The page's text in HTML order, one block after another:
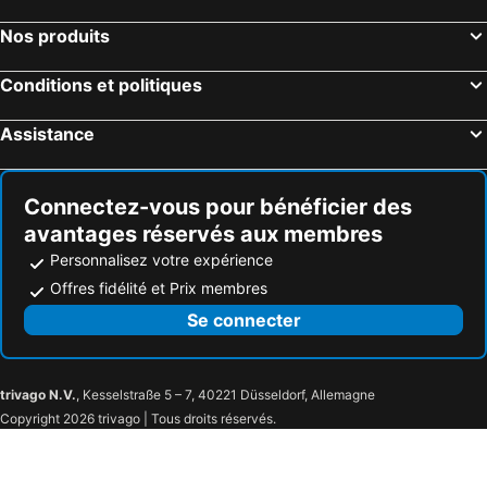
Nos produits
Conditions et politiques
Assistance
Connectez-vous pour bénéficier des
avantages réservés aux membres
Personnalisez votre expérience
Offres fidélité et Prix membres
Se connecter
trivago N.V., Kesselstraße 5 – 7, 40221 Düsseldorf, Allemagne
Copyright 2026 trivago | Tous droits réservés.